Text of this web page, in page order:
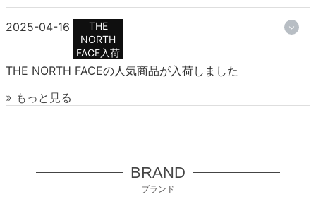
2025-04-16
THE
NORTH
FACE入荷
THE NORTH FACEの人気商品が入荷しました
» もっと見る
BRAND
ブランド